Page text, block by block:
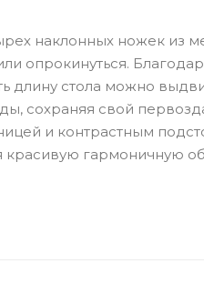
наклонных ножек из
опрокинуться.
длину стола можно
сохраняя свой
и контрастным
красивую гармоничную